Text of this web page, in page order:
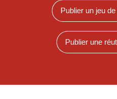
Publier un jeu
Publier une